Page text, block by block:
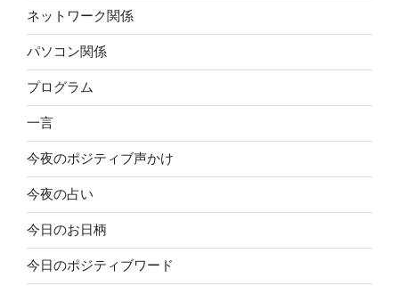
ネットワーク関係
パソコン関係
プログラム
一言
今夜のポジティブ声かけ
今夜の占い
今日のお日柄
今日のポジティブワード